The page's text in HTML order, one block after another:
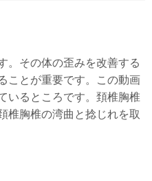
。その体の歪みを改善する
ことが重要です。この動画
いるところです。頚椎胸椎
椎胸椎の湾曲と捻じれを取